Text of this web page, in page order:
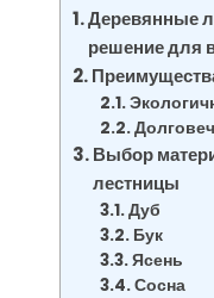
Деревянные
решение для
Выбор
лестницы
Дуб
Бук
Ясень
Сосна